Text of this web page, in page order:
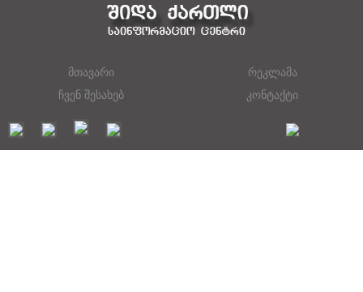
მთავარი
რეკლამა
ჩვენ შესახებ
კონტაქტი